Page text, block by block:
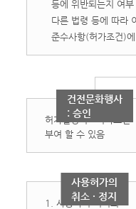
등에 위반되는지 여부
다른 법령 등에 따라
준수사항(허가조건)
건전문화행사
: 승인
허가결정시 : 허가조건
부여 할 수 있음
사용허가의
취소 · 정지
1. 사용목적 이외의